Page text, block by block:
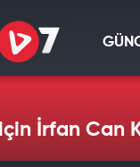
İrfan Can